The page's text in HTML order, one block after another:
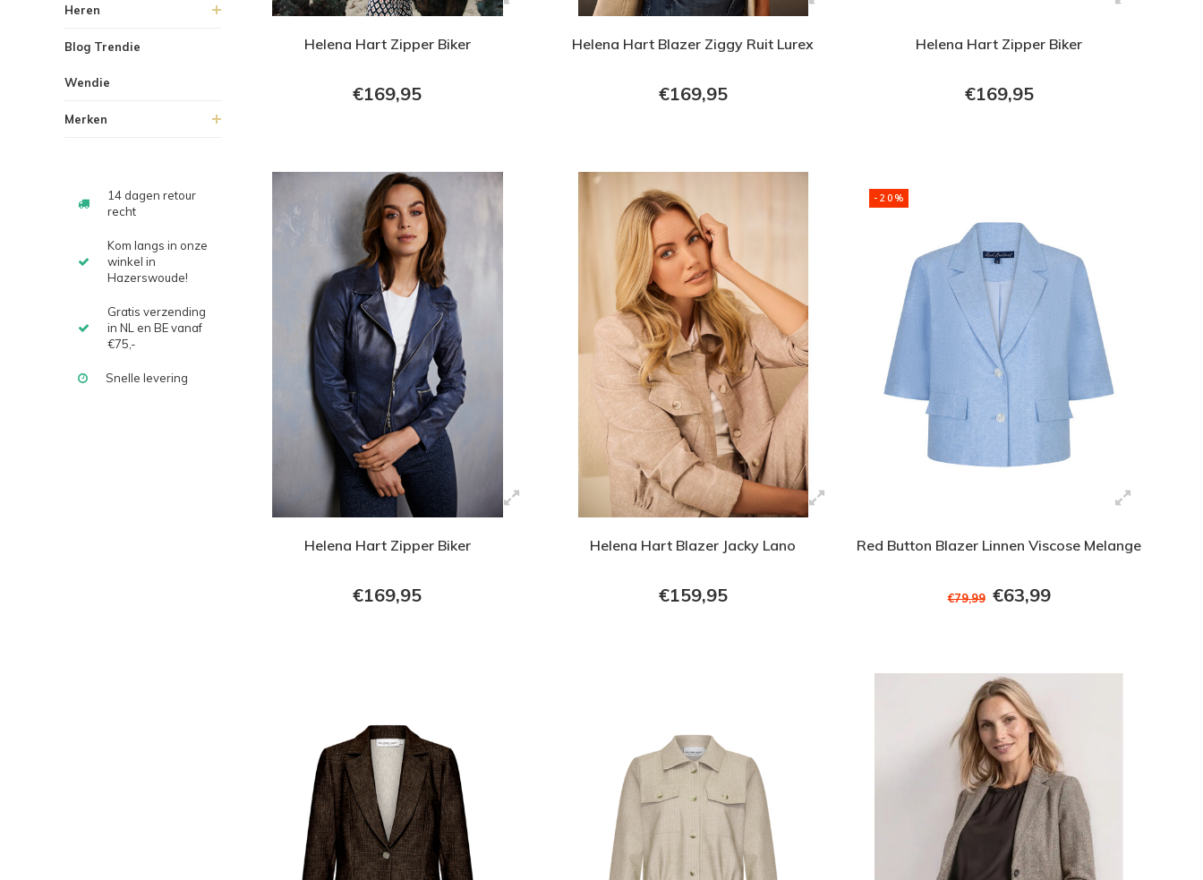
Heren
Blog Trendie
Wendie
Merken
14 dagen retour
recht
Kom langs in onze
winkel in
Hazerswoude!
Gratis verzending
in NL en BE vanaf
€75,-
Snelle levering
Helena Hart Zipper Biker
€169,95
Helena Hart Blazer Ziggy Ruit Lurex
€169,95
Helena Hart Zipper Biker
€169,95
Helena Hart Zipper Biker
€169,95
Helena Hart Blazer Jacky Lano
€159,95
-20%
Red Button Blazer Linnen Viscose Melange
€79,99 €63,99